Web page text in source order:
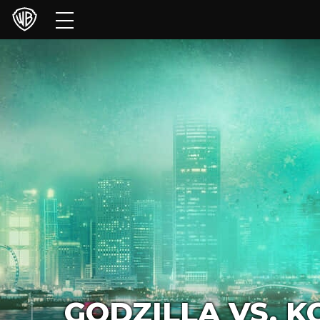
Filme
Games & Apps
Presse
Experiences
Licensing
GODZILLA VS.